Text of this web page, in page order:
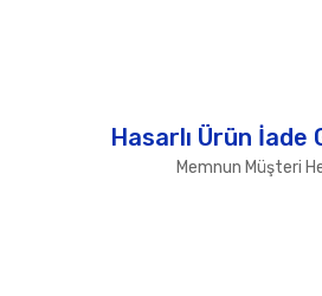
Hasarlı Ürün İade
Memnun Müşteri